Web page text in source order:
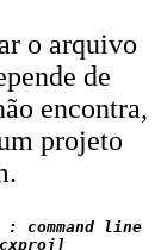
o arquivo
de
encontra,
projeto
line